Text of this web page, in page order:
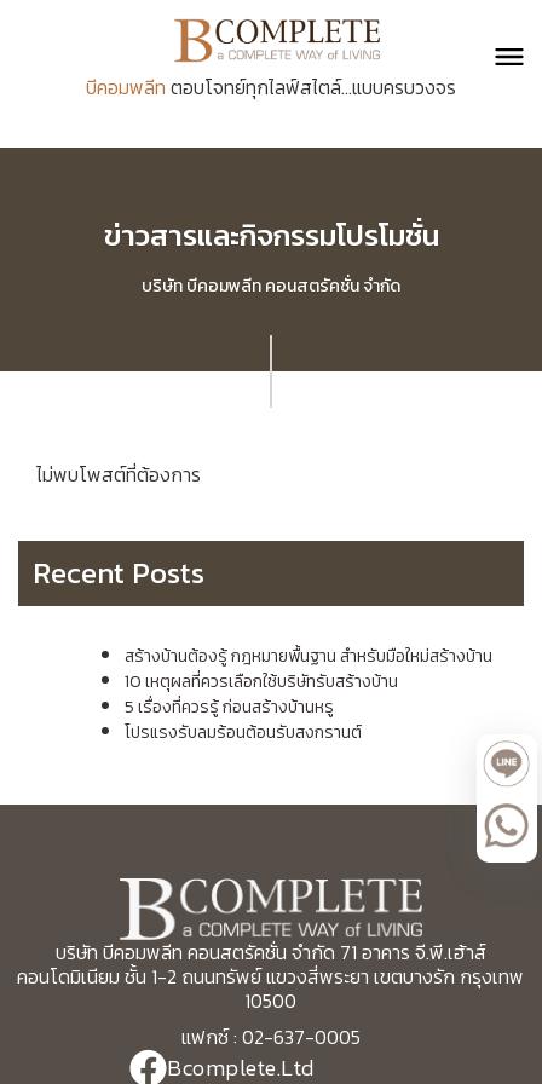
บีคอมพลีท ตอบโจทย์ทุกไลฟ์สไตล์...แบบครบวงจร
ข่าวสารและกิจกรรมโปรโมชั่น
บริษัท บีคอมพลีท คอนสตรัคชั่น จำกัด
ไม่พบโพสต์ที่ต้องการ
Recent Posts
สร้างบ้านต้องรู้ กฎหมายพื้นฐาน สำหรับมือใหม่สร้างบ้าน
10 เหตุผลที่ควรเลือกใช้บริษัทรับสร้างบ้าน
5 เรื่องที่ควรรู้ ก่อนสร้างบ้านหรู
โปรแรงรับลมร้อนต้อนรับสงกรานต์
บริษัท บีคอมพลีท คอนสตรัคชั่น จำกัด 71 อาคาร จี.พี.เฮ้าส์
คอนโดมิเนียม ชั้น 1-2 ถนนทรัพย์ แขวงสี่พระยา เขตบางรัก กรุงเทพ
10500
แฟกซ์ : 02-637-0005
Bcomplete.Ltd